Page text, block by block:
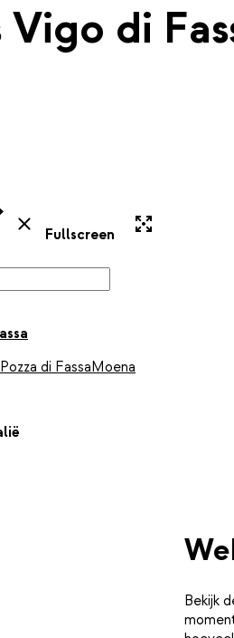
di
Webcam
Sluiten
Fullscreen
Pozza di FassaMoena
Bekijk